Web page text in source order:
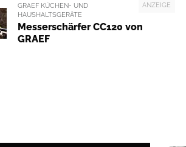
ANZEIGE
GRAEF KÜCHEN- UND
HAUSHALTSGERÄTE
Messerschärfer CC120 von
GRAEF